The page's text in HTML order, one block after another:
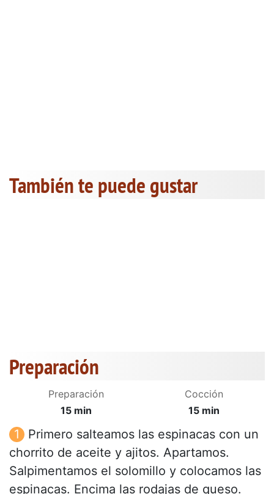
También te puede gustar
Preparación
Preparación
15 min
Cocción
15 min
Primero salteamos las espinacas con un
chorrito de aceite y ajitos. Apartamos.
Salpimentamos el solomillo y colocamos las
espinacas. Encima las rodajas de queso.